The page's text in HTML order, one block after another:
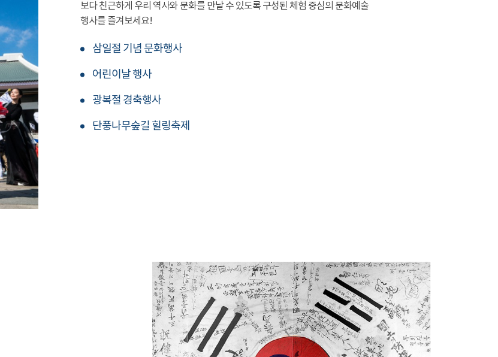
보다 친근하게 우리 역사와 문화를 만날 수 있도록 구성된 체험 중심의 문화예술
행사를 즐겨보세요!
삼일절 기념 문화행사
어린이날 행사
광복절 경축행사
단풍나무숲길 힐링축제